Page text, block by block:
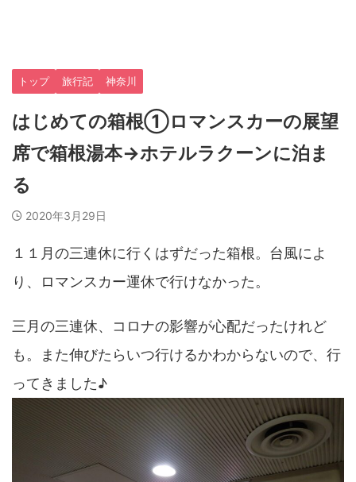
トップ 旅行記 神奈川
はじめての箱根①ロマンスカーの展望
席で箱根湯本→ホテルラクーンに泊ま
る
2020年3月29日
１１月の三連休に行くはずだった箱根。台風によ
り、ロマンスカー運休で行けなかった。
三月の三連休、コロナの影響が心配だったけれど
も。また伸びたらいつ行けるかわからないので、行
ってきました♪